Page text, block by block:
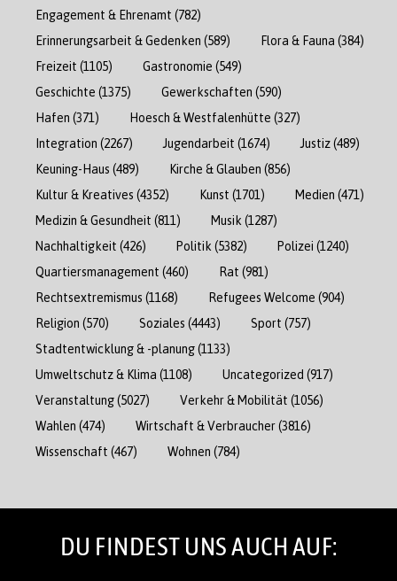
Engagement & Ehrenamt (782)
Erinnerungsarbeit & Gedenken (589) Flora & Fauna (384)
Freizeit (1105) Gastronomie (549)
Geschichte (1375) Gewerkschaften (590)
Hafen (371) Hoesch & Westfalenhütte (327)
Integration (2267) Jugendarbeit (1674) Justiz(489)
Keuning-Haus (489) Kirche & Glauben (856)
Kultur & Kreatives (4352) Kunst (1701) Medien (471)
Medizin & Gesundheit (811) Musik (1287)
Nachhaltigkeit (426) Politik (5382) Polizei (1240)
Quartiersmanagement (460) Rat (981)
Rechtsextremismus (1168) Refugees Welcome (904)
Religion (570) Soziales (4443) Sport (757)
Stadtentwicklung & -planung(1133)
Umweltschutz & Klima (1108) Uncategorized (917)
Veranstaltung(5027) Verkehr & Mobilität (1056)
Wahlen (474) Wirtschaft & Verbraucher(3816)
Wissenschaft (467) Wohnen (784)
DU FINDEST UNS AUCH AUF: